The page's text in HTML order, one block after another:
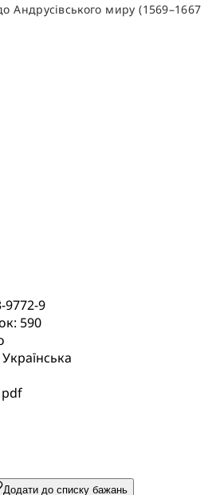
Андрусівського миру (1569–1667
9772-9
590
Українська
Додати до списку бажань